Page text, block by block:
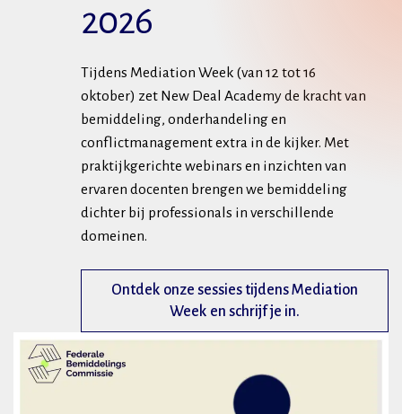
2026
Tijdens Mediation Week (van 12 tot 16
oktober) zet New Deal Academy de kracht van
bemiddeling, onderhandeling en
conflictmanagement extra in de kijker. Met
praktijkgerichte webinars en inzichten van
ervaren docenten brengen we bemiddeling
dichter bij professionals in verschillende
domeinen.
Ontdek onze sessies tijdens Mediation
Week en schrijf je in.